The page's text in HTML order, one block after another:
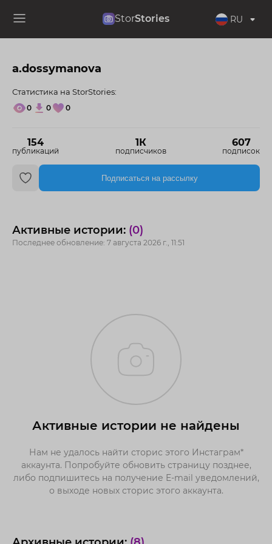
StorStories RU
a.dossymanova
154
публикаций
1К
подписчиков
607
подписок
Статистика на StorStories:
0 0 0
Подписаться на рассылку
Активные истории: (0)
Последнее обновление: 7 августа 2026 г., 11:51
Активные истории не найдены
Нам не удалось найти сторис этого Инстаграм*
аккаунта. Попробуйте обновить страницу позднее,
либо подпишитесь на получение E-mail уведомлений,
о выходе новых сторис этого аккаунта.